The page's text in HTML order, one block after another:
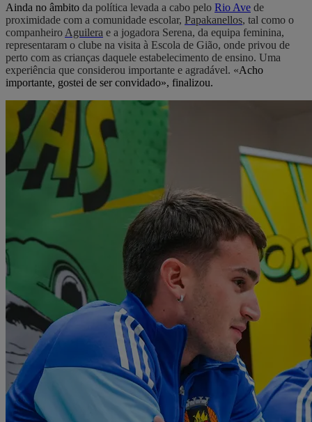
Ainda no âmbito da política levada a cabo pelo Rio Ave de
proximidade com a comunidade escolar, Papakanellos, tal como o
companheiro Aguilera e a jogadora Serena, da equipa feminina,
representaram o clube na visita à Escola de Gião, onde privou de
perto com as crianças daquele estabelecimento de ensino. Uma
experiência que considerou importante e agradável. «Acho
importante, gostei de ser convidado», finalizou.